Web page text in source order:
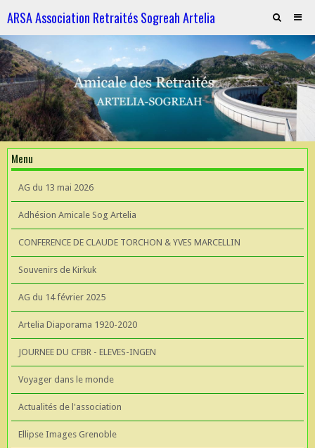
ARSA Association Retraités Sogreah Artelia
Invitation au repas le 21 novembre 2025
ARTELIA et l'Hydroélectricité
ARTELIA et l'Hydroélectricité
Souvenirs de KIrkuk
CONFERENCE DE CLAUDE TORCHON & YVES MARCELLIN A L'UIAD
AG 2026 du 13 mai
Menu
AG du 13 mai 2026
Adhésion Amicale Sog Artelia
CONFERENCE DE CLAUDE TORCHON & YVES MARCELLIN
Souvenirs de Kirkuk
AG du 14 février 2025
Artelia Diaporama 1920-2020
JOURNEE DU CFBR - ELEVES-INGEN
Voyager dans le monde
Actualités de l'association
Ellipse Images Grenoble